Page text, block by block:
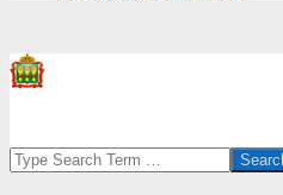
Search